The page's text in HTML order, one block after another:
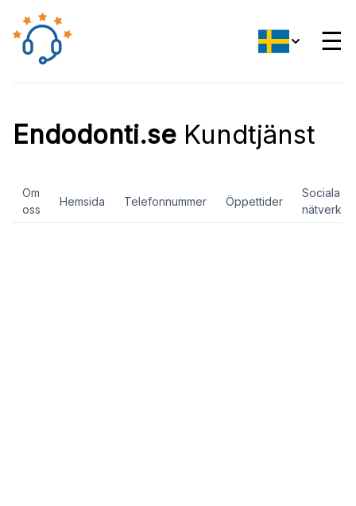
☰
Endodonti.se Kundtjänst
Om
oss
Hemsida Telefonnummer Öppettider
Sociala
nätverk